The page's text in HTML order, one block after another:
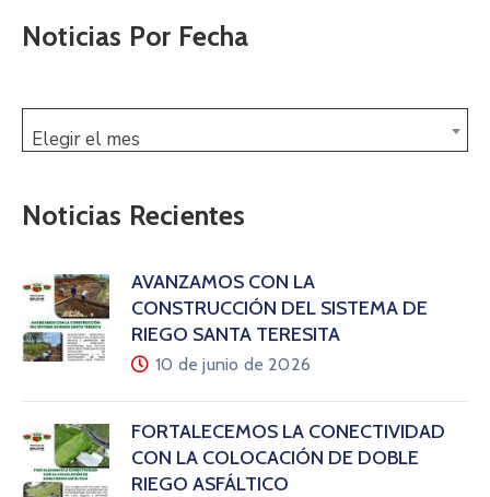
Noticias Por Fecha
Elegir el mes
Noticias Recientes
AVANZAMOS CON LA
CONSTRUCCIÓN DEL SISTEMA DE
RIEGO SANTA TERESITA
10 de junio de 2026
FORTALECEMOS LA CONECTIVIDAD
CON LA COLOCACIÓN DE DOBLE
RIEGO ASFÁLTICO